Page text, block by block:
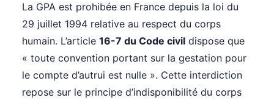
La GPA est prohibée en France depuis la loi du
29 juillet 1994 relative au respect du corps
humain. L’article 16-7 du Code civil dispose que
« toute convention portant sur la gestation pour
le compte d’autrui est nulle ». Cette interdiction
repose sur le principe d’indisponibilité du corps